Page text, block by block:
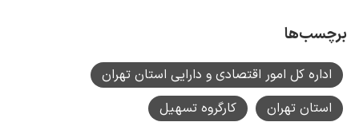
برچسب‌ها
اداره کل امور اقتصادی و دارایی استان تهران
استان تهران
کارگروه تسهیل